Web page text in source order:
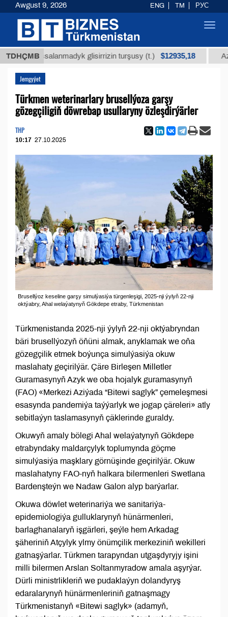
TDHÇMB
arassalanmadyk glisirrizin turşusy (t.) $12935,18 Az
Jemgyýet
Türkmen weterinarlary brusellýoza garşy
gözegçiligiň döwrebap usullaryny özleşdirýärler
THP
10:17 27.10.2025
Brusellýoz keseline garşy simulýasiýa türgenleşigi, 2025-nji ýylyň 22-nji
oktýabry, Ahal welaýatynyň Gökdepe etraby, Türkmenistan
Türkmenistanda 2025-nji ýylyň 22-nji oktýabryndan
bäri brusellýozyň öňüni almak, anyklamak we oňa
gözegçilik etmek boýunça simulýasiýa okuw
maslahaty geçirilýär. Çäre Birleşen Milletler
Guramasynyň Azyk we oba hojalyk guramasynyň
(FAO) «Merkezi Aziýada “Bitewi saglyk” çemeleşmesi
esasynda pandemiýa taýýarlyk we jogap çäreleri» atly
sebitlaýyn taslamasynyň çäklerinde guraldy.
Okuwyň amaly bölegi Ahal welaýatynyň Gökdepe
etrabyndaky maldarçylyk toplumynda göçme
simulýasiýa maşklary görnüşinde geçirilýär. Okuw
maslahatyny FAO-nyň halkara bilermenleri Swetlana
Bardenşteýn we Nadaw Galon alyp barýarlar.
Okuwa döwlet weterinariýa we sanitariýa-
epidemiologiýa gulluklarynyň hünärmenleri,
barlaghanalaryň işgärleri, şeýle hem Arkadag
şäheriniň Atçylyk ylmy önümçilik merkeziniň wekilleri
gatnaşýarlar. Türkmen tarapyndan utgaşdyryjy işini
milli bilermen Arslan Soltanmyradow amala aşyrýar.
Dürli ministrlikleriň we pudaklaýyn dolandyryş
edaralarynyň hünärmenleriniň gatnaşmagy
Türkmenistanyň «Bitewi saglyk» (adamyň,
Awgust 9, 2026 ENG TM РУС